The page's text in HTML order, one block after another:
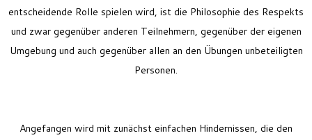
entscheidende Rolle spielen wird, ist die Philosophie des Respekts
und zwar gegenüber anderen Teilnehmern, gegenüber der eigenen
Umgebung und auch gegenüber allen an den Übungen unbeteiligten
Personen.
Angefangen wird mit zunächst einfachen Hindernissen, die den